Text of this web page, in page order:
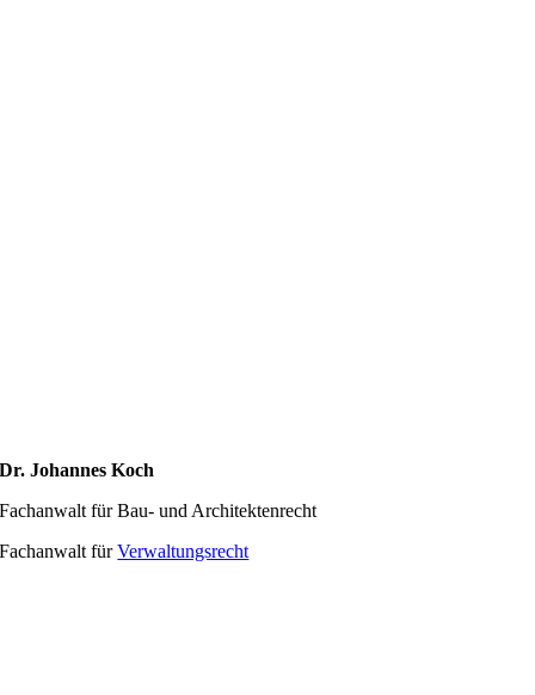
Dr. Johannes Koch
Fachanwalt für Bau- und Architektenrecht
Fachanwalt fürVerwaltungsrecht